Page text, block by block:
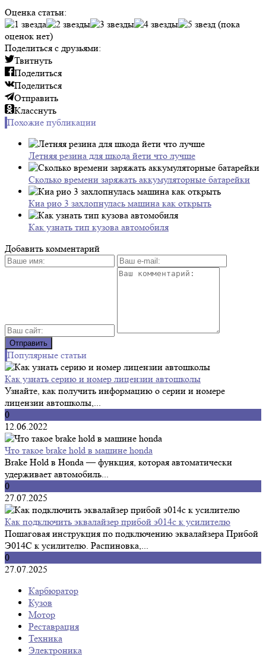
Оценка статьи:
(пока
оценок нет)
Поделиться с друзьями:
Твитнуть
Поделиться
Поделиться
Отправить
Класснуть
Похожие публикации
Летняя резина для шкода йети что лучше
Сколько времени заряжать аккумуляторные батарейки
Киа рио 3 захлопнулась машина как открыть
Как узнать тип кузова автомобиля
Добавить комментарий
Популярные статьи
Как узнать серию и номер лицензии автошколы
Узнайте, как получить информацию о серии и номере
лицензии автошколы,...
0
12.06.2022
Что такое brake hold в машине honda
Brake Hold в Honda — функция, которая автоматически
удерживает автомобиль...
0
27.07.2025
Как подключить эквалайзер прибой э014с к усилителю
Пошаговая инструкция по подключению эквалайзера Прибой
Э014С к усилителю. Распиновка,...
0
27.07.2025
Карбюратор
Кузов
Мотор
Реставрация
Техника
Электроника